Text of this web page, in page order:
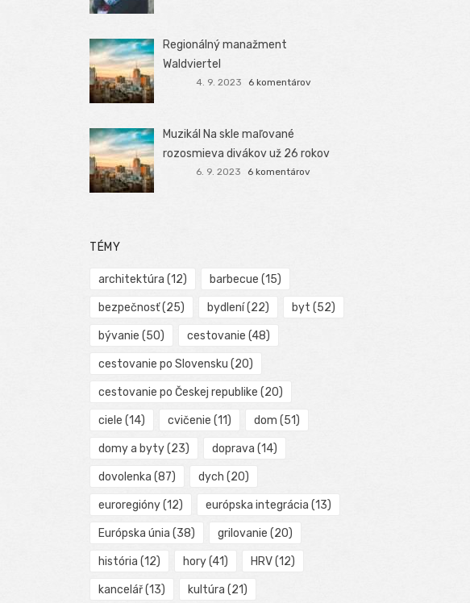
Regionálný manažment
Waldviertel
4. 9. 2023 6 komentárov
Muzikál Na skle maľované
rozosmieva divákov už 26 rokov
6. 9. 2023 6 komentárov
TÉMY
architektúra (12) barbecue (15)
bezpečnosť(25) bydlení(22) byt (52)
bývanie (50) cestovanie (48)
cestovanie po Slovensku (20)
cestovanie po Českej republike (20)
ciele (14) cvičenie (11) dom (51)
domy a byty(23) doprava (14)
dovolenka (87) dych (20)
euroregióny(12) európska integrácia (13)
Európska únia (38) grilovanie (20)
história (12) hory(41) HRV(12)
kancelář(13) kultúra (21)